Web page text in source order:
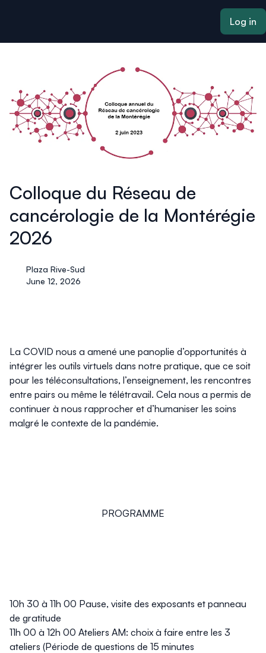
Log in
Colloque du Réseau de
cancérologie de la Montérégie
2026
Plaza Rive-Sud
June 12, 2026
La COVID nous a amené une panoplie d’opportunités à
intégrer les outils virtuels dans notre pratique, que ce soit
pour les téléconsultations, l’enseignement, les rencontres
entre pairs ou même le télétravail. Cela nous a permis de
continuer à nous rapprocher et d’humaniser les soins
malgré le contexte de la pandémie.
PROGRAMME
10h 30 à 11h 00 Pause, visite des exposants et panneau
de gratitude
11h 00 à 12h 00 Ateliers AM: choix à faire entre les 3
ateliers (Période de questions de 15 minutes